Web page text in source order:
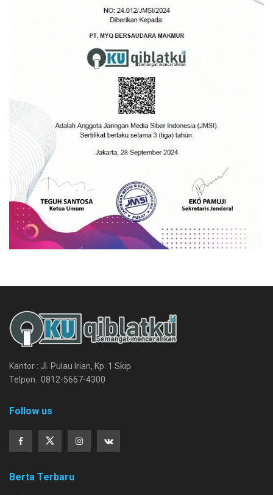
Kantor : Jl. Pulau Irian, Kp. 1 Skip
Telpon : 0812-5667-4300
Follow us
Berta Terbaru